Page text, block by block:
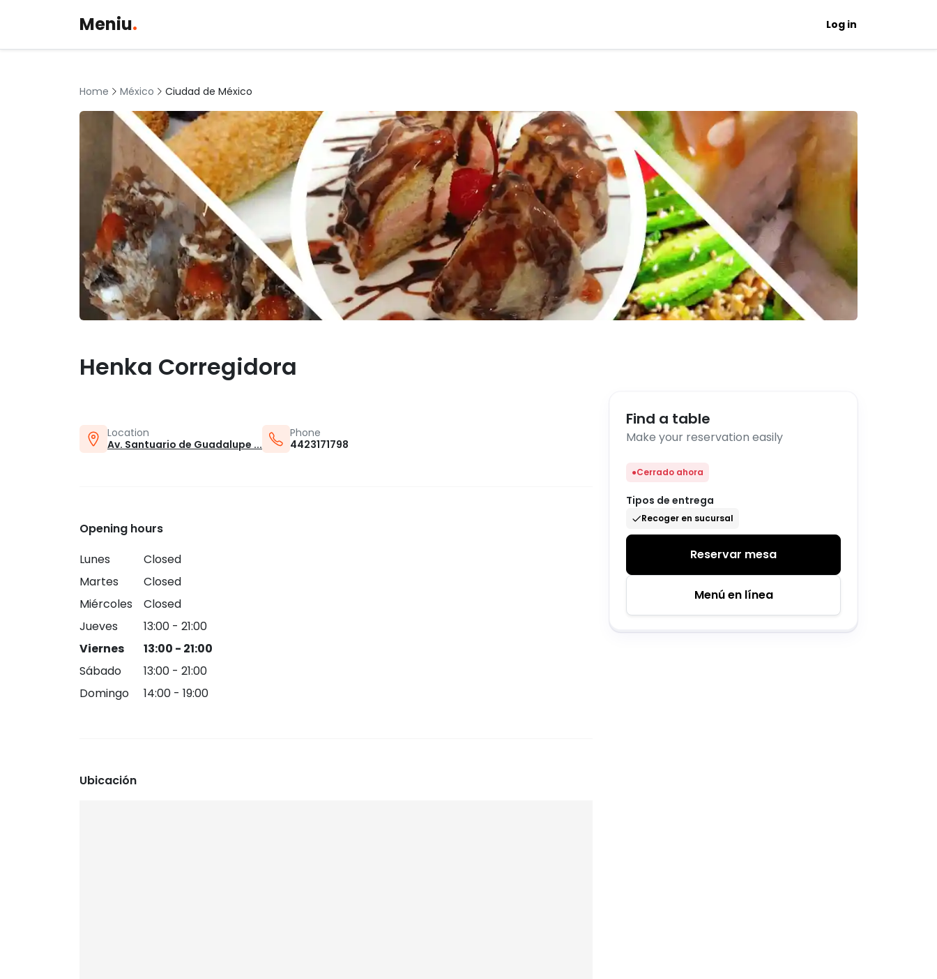
Meniu. Log in
Home México Ciudad de México
Henka Corregidora
Find a table
Make your reservation easily
●Cerrado ahora
Tipos de entrega
Recoger en sucursal
Reservar mesa
Menú en línea
Location
Av. Santuario de Guadalupe ...
Phone
4423171798
Opening hours
Lunes
Closed
Martes
Closed
Miércoles
Closed
Jueves
13:00 - 21:00
Viernes
13:00 - 21:00
Sábado
13:00 - 21:00
Domingo
14:00 - 19:00
Ubicación